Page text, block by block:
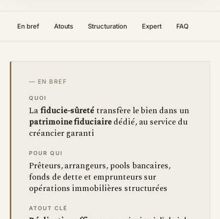
En bref Atouts Structuration Expert FAQ
— EN BREF
QUOI
Lafiducie-sûretétransfère le bien dans un
patrimoine fiduciairedédié, au service du
créancier garanti
POUR QUI
Prêteurs, arrangeurs, pools bancaires,
fonds de dette et emprunteurs sur
opérations immobilières structurées
ATOUT CLÉ